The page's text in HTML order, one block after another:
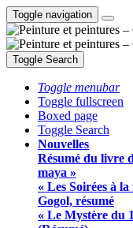
Toggle navigation
Toggle Search
Toggle menubar
Toggle fullscreen
Boxed page
Toggle Search
Nouvelles
Résumé du livre
maya »
« Les Soirées à
Gogol, résumé
« Le Mystère du